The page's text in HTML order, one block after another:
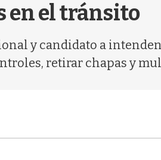
en el tránsito
y candidato a
retirar chapas y